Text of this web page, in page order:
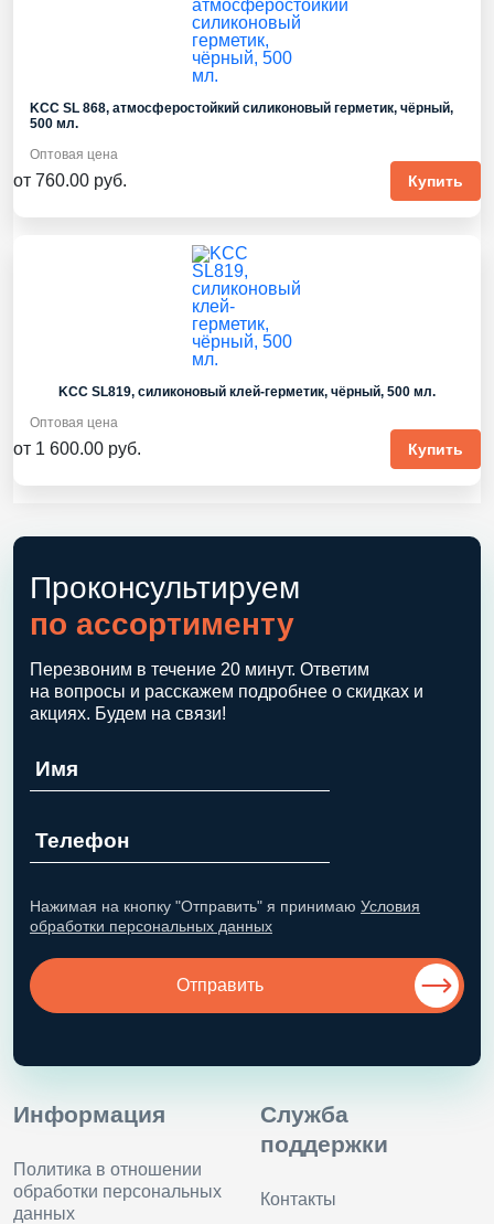
KCC SL 868, атмосферостойкий силиконовый герметик, чёрный,
500 мл.
Оптовая цена
от 760.00 руб. Купить
KCC SL819, силиконовый клей-герметик, чёрный, 500 мл.
Оптовая цена
от 1 600.00 руб. Купить
Проконсультируем
по ассортименту
Перезвоним в течение 20 минут. Ответим
на вопросы и расскажем подробнее о скидках и
акциях. Будем на связи!
Нажимая на кнопку "Отправить" я принимаю Условия
обработки персональных данных
Отправить
Информация
Политика в отношении
обработки персональных
данных
Служба
поддержки
Контакты